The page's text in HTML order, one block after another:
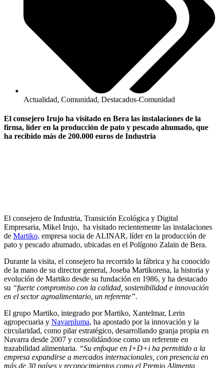
Actualidad, Comunidad, Destacados-Comunidad
El consejero Irujo ha visitado en Bera las instalaciones de la
firma, líder en la producción de pato y pescado ahumado, que
ha recibido más de 200.000 euros de Industria
El consejero de Industria, Transición Ecológica y Digital
Empresaria, Mikel Irujo, ha visitado recientemente las instalaciones
de Martiko, empresa socia de ALINAR, líder en la producción de
pato y pescado ahumado, ubicadas en el Polígono Zalain de Bera.
Durante la visita, el consejero ha recorrido la fábrica y ha conocido
de la mano de su director general, Joseba Martikorena, la historia y
evolución de Martiko desde su fundación en 1986, y ha destacado
su “fuerte compromiso con la calidad, sostenibilidad e innovación
en el sector agroalimentario, un referente”.
El grupo Martiko, integrado por Martiko, Xantelmar, Lerin
agropecuaria y Navarpluma, ha apostado por la innovación y la
circularidad, como pilar estratégico, desarrollando granja propia en
Navarra desde 2007 y consolidándose como un referente en
trazabilidad alimentaria. “Su enfoque en I+D+i ha permitido a la
empresa expandirse a mercados internacionales, con presencia en
más de 30 países y reconocimientos como el Premio Alimenta